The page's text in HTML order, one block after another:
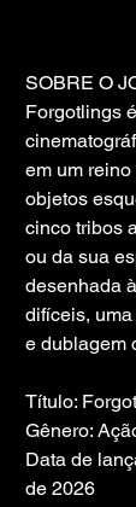
SOBRE O
Forgotlings
em um
objetos
cinco tribos
ou da sua
desenhada
difíceis,
e dublagem
Título:
Gênero:
Data de
de 2026